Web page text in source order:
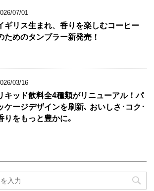
07/01
ギリス生まれ、香りを楽しむコーヒー
ためのタンブラー新発売！
03/16
キッド飲料全4種類がリニューアル！パ
ケージデザインを刷新､ おいしさ･コク･
りをもっと豊かに｡